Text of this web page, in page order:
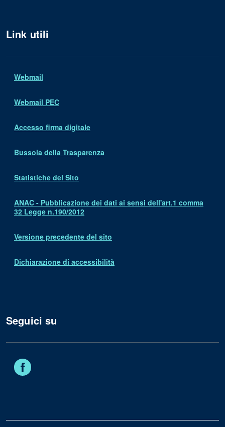
Link utili
Webmail
Webmail PEC
Accesso firma digitale
Bussola della Trasparenza
Statistiche del Sito
ANAC - Pubblicazione dei dati ai sensi dell'art.1 comma
32 Legge n.190/2012
Versione precedente del sito
Dichiarazione di accessibilità
Seguici su